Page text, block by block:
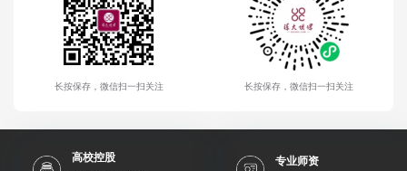
长按保存，微信扫一扫关注 长按保存，微信扫一扫关注
高校控股 专业师资